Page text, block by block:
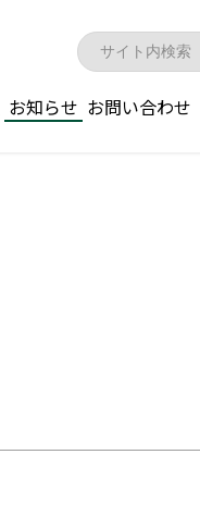
お知らせ お問い合わせ